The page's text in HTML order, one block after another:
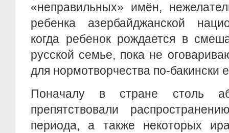
«неправильных» имён,
ребенка азербайджанской
когда ребенок рождается в
русской семье, пока не
для нормотворчества по-бакински
Поначалу в стране столь
препятствовали
периода, а также некоторых